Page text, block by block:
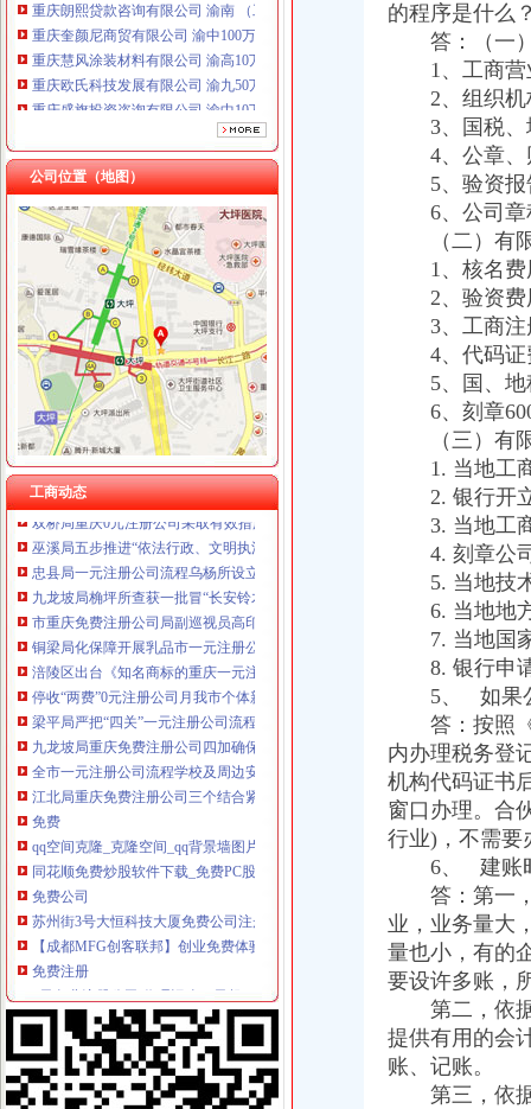
重庆奎颜尼商贸有限公司 渝中100万 （工商注册）
重庆慧风涂装材料有限公司 渝高10万 （工商注册）
重庆欧氏科技发展有限公司 渝九50万 （进出口权）
重庆盛旗投资咨询有限公司 渝中10万 （工商注册）
重庆佳技维科技发展有限公司 渝南100万 （进出口权）
上海兆妩贸易有限公司重庆天地分公司 渝中 （工商注册）
公司位置（地图）
工商动态
沙坪坝局抓住“五个关键”0元注册公司流程推动重点工作全面开展
江津局“两手抓”一元注册公司流程积构建食品安全监管长效机制
云局1元注册公司五措并举促农村经纪人健康发展
永川局0元注册公司流程化合同帮扶制度支持涉农企业发展
渝中“12315”一元注册公司巡查车再添便民服务新功能
沙坪坝局免费注册公司部分工商所上门验照贴花 促进监管服务两统一
永川局0元注册公司实施四项工程提升工商服务质量有实效
沙坪坝局以四型模范为指针造“四型”0元注册公司领导班子
双桥局重庆0元注册公司采取有效措施认真贯彻十七届三中全会精
巫溪局五步推进“依法行政、文明执法、树立形象”免费注册公司专项教育培训工
忠县局一元注册公司流程乌杨所设立食品咨询投诉点到企业
九龙坡局桷坪所查获一批冒“长安铃木”的重庆一元注册公司后视镜总成
市重庆免费注册公司局副巡视员高印平到高新区局检查指导工作
铜梁局化保障开展乳品市一元注册公司流程场清理整有实效
涪陵区出台《知名商标的重庆一元注册公司认定与保护办法》
停收“两费”0元注册公司月我市个体新发展数大幅增长
梁平局严把“四关”一元注册公司流程化成品油市场监管
九龙坡局重庆免费注册公司四加确保花博会顺利开幕
全市一元注册公司流程学校及周边安综合理专项整取得阶段成果
江北局重庆免费注册公司三个结合紧急清查含三聚氰胺液态奶
免费
qq空间克隆_克隆空间_qq背景墙图片大全_qq克隆空间免费下载
同花顺免费炒股软件下载_免费PC股票软件排行榜_同花顺下载中心
免费公司
苏州街3号大恒科技大厦免费公司注册【今日推荐网-北京工商/税务/财
【成都MFG创客联邦】创业免费体验季/免费公司注册
免费注册
0元免费注册公司,代理记账99元起。-南宁58同城
免费注册有体验金_免费注册有体验金-华股财经
免费注册公司流程
上海注册一家公司,注册公司的流程及费用都有哪些?-知乎
上海园区注册公司_奉贤注册公司_上海免费公司注册_合资公司注册流
0元注册公司流程
的程序是什么
答：（一）
1、工商营
2、组织机
3、国税、
4、公章、
5、验资报
6、公司章
（二）有限
1、核名费
2、验资费用
3、工商注册
4、代码证
5、国、地
6、刻章600
（三）有限
1. 当地工商
2. 银行开立
3. 当地工商
4. 刻章公司
5. 当地技术
6. 当地地方
7. 当地国家
8. 银行申请
5、 如果公
答：按照《
内办理税务登
机构代码证书
窗口办理。合
行业)，不需要
6、 建账时
答：第一，
业，业务量大
量也小，有的
要设许多账，
第二，依据
提供有用的会
账、记账。
第三，依据